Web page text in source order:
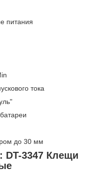
питания
тока
до 30 мм
DT-3347 Клещи